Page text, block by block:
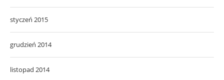
styczeń 2015
grudzień 2014
listopad 2014